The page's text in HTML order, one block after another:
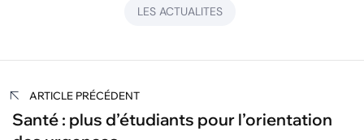
LES ACTUALITES
Navigation
de
ARTICLE PRÉCÉDENT
Santé : plus d’étudiants pour l’orientation